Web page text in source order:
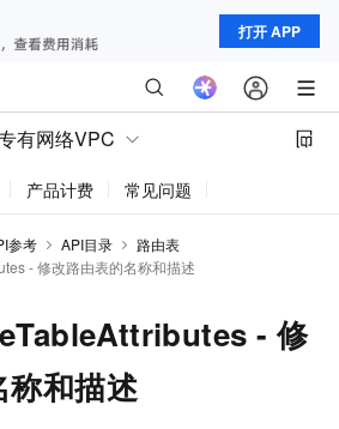
打开 APP
有网络VPC
产品计费 常见问题
参考 API目录
路由表
- 修改路由表的名称和描述
- 修
称和描述